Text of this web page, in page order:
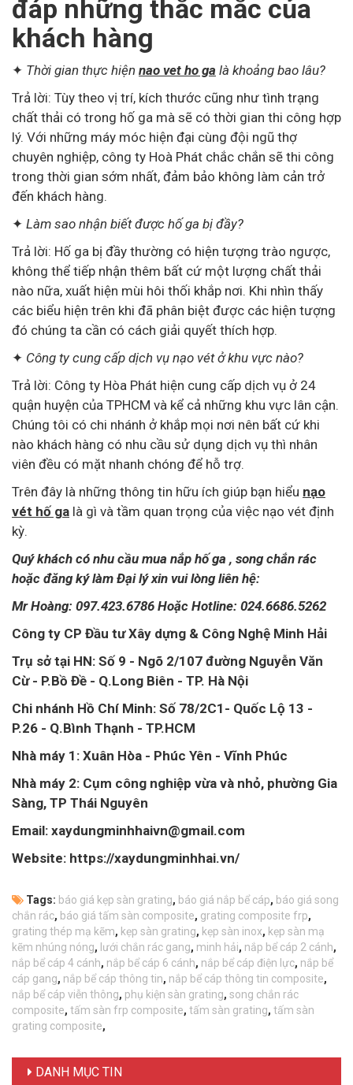
đáp những thắc mắc của
khách hàng
✦ Thời gian thực hiện nao vet ho ga là khoảng bao lâu?
Trả lời: Tùy theo vị trí, kích thước cũng như tình trạng
chất thải có trong hố ga mà sẽ có thời gian thi công hợp
lý. Với những máy móc hiện đại cùng đội ngũ thợ
chuyên nghiệp, công ty Hoà Phát chắc chắn sẽ thi công
trong thời gian sớm nhất, đảm bảo không làm cản trở
đến khách hàng.
✦ Làm sao nhận biết được hố ga bị đầy?
Trả lời: Hố ga bị đầy thường có hiện tượng trào ngược,
không thể tiếp nhận thêm bất cứ một lượng chất thải
nào nữa, xuất hiện mùi hôi thối khắp nơi. Khi nhìn thấy
các biểu hiện trên khi đã phân biệt được các hiện tượng
đó chúng ta cần có cách giải quyết thích hợp.
✦ Công ty cung cấp dịch vụ nạo vét ở khu vực nào?
Trả lời: Công ty Hòa Phát hiện cung cấp dịch vụ ở 24
quận huyện của TPHCM và kể cả những khu vực lân cận.
Chúng tôi có chi nhánh ở khắp mọi nơi nên bất cứ khi
nào khách hàng có nhu cầu sử dụng dịch vụ thì nhân
viên đều có mặt nhanh chóng để hỗ trợ.
Trên đây là những thông tin hữu ích giúp bạn hiểu nạo
vét hố ga là gì và tầm quan trọng của việc nạo vét định
kỳ.
Quý khách có nhu cầu mua nắp hố ga , song chắn rác
hoặc đăng ký làm Đại lý xin vui lòng liên hệ:
Mr Hoàng: 097.423.6786 Hoặc Hotline: 024.6686.5262
Công ty CP Đầu tư Xây dựng & Công Nghệ Minh Hải
Trụ sở tại HN: Số 9 - Ngõ 2/107 đường Nguyễn Văn
Cừ - P.Bồ Đề - Q.Long Biên - TP. Hà Nội
Chi nhánh Hồ Chí Minh: Số 78/2C1- Quốc Lộ 13 -
P.26 - Q.Bình Thạnh - TP.HCM
Nhà máy 1: Xuân Hòa - Phúc Yên - Vĩnh Phúc
Nhà máy 2: Cụm công nghiệp vừa và nhỏ, phường Gia
Sàng, TP Thái Nguyên
Email: xaydungminhhaivn@gmail.com
Website: https://xaydungminhhai.vn/
Tags: báo giá kẹp sàn grating, báo giá nắp bể cáp, báo giá song
chắn rác, báo giá tấm sàn composite, grating composite frp,
grating thép mạ kẽm, kẹp sàn grating, kẹp sàn inox, kẹp sàn mạ
kẽm nhúng nóng, lưới chắn rác gang, minh hải, nắp bể cáp 2 cánh,
nắp bể cáp 4 cánh, nắp bể cáp 6 cánh, nắp bể cáp điện lực, nắp bể
cáp gang, nắp bể cáp thông tin, nắp bể cáp thông tin composite,
nắp bể cáp viễn thông, phụ kiện sàn grating, song chắn rác
composite, tấm sàn frp composite, tấm sàn grating, tấm sàn
grating composite,
DANH MỤC TIN